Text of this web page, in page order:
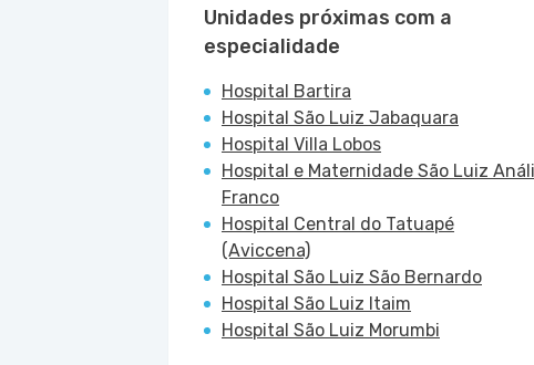
Unidades próximas com a
especialidade
Hospital Bartira
Hospital São Luiz Jabaquara
Hospital Villa Lobos
Hospital e Maternidade São Luiz
Franco
Hospital Central do Tatuapé
(Aviccena)
Hospital São Luiz São Bernardo
Hospital São Luiz Itaim
Hospital São Luiz Morumbi